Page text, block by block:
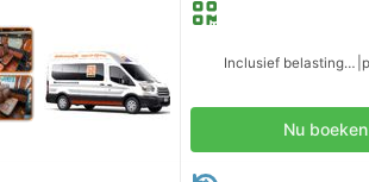
Inclusief belastingen
Nu boeken